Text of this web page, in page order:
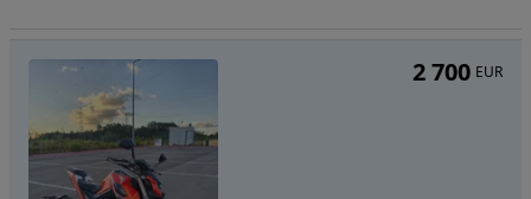
2 700 EUR